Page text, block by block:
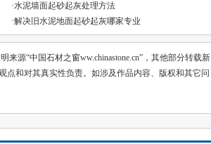
·水泥墙面起砂起灰处理方法
·解决旧水泥地面起砂起灰哪家专业
源“中国石材之窗ww.chinastone.cn”，其他部分转载新
点和对其真实性负责。如涉及作品内容、版权和其它问